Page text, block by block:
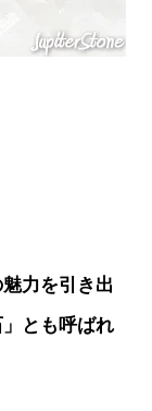
力を引き出
とも呼ばれ